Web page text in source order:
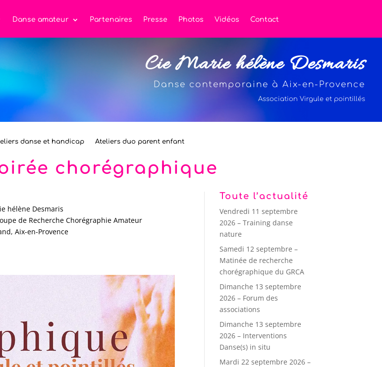
Danse amateur Partenaires Presse Photos Vidéos Contact
Cie Marie hélène Desmaris
Danse contemporaine à Aix-en-Provence
Association Virgule et pointillés
danse et handicap Ateliers duo parent enfant
chorégraphique
hélène Desmaris
de Recherche Chorégraphie Amateur
Aix-en-Provence
Toute l’actualité
Vendredi 11 septembre
2026 – Training danse
nature
Samedi 12 septembre –
Matinée de recherche
chorégraphique du GRCA
Dimanche 13 septembre
2026 – Forum des
associations
Dimanche 13 septembre
2026 – Interventions
Danse(s) in situ
Mardi 22 septembre 2026 –